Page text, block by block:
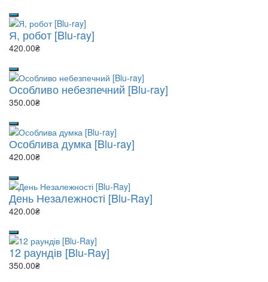
Я, робот [Blu-ray]
420.00₴
Особливо небезпечний [Blu-ray]
350.00₴
Особлива думка [Blu-ray]
420.00₴
День Незалежності [Blu-Ray]
420.00₴
12 раундів [Blu-Ray]
350.00₴